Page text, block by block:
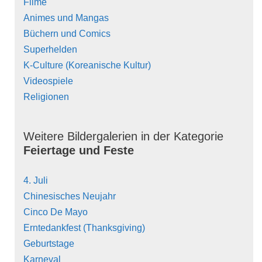
Animes und Mangas
Büchern und Comics
Superhelden
K-Culture (Koreanische Kultur)
Videospiele
Religionen
Weitere Bildergalerien in der Kategorie
Feiertage und Feste
4. Juli
Chinesisches Neujahr
Cinco De Mayo
Erntedankfest (Thanksgiving)
Geburtstage
Karneval